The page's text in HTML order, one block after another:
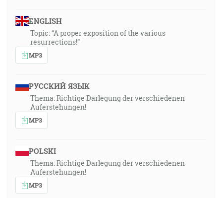
ENGLISH
Topic: “A proper exposition of the various
resurrections!”
MP3
РУССКИЙ ЯЗЫК
Thema: Richtige Darlegung der verschiedenen
Auferstehungen!
MP3
POLSKI
Thema: Richtige Darlegung der verschiedenen
Auferstehungen!
MP3